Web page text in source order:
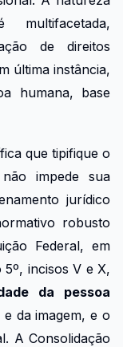
de direitos
última instância,
humana, base
que tipifique o
impede sua
jurídico
robusto
Federal, em
incisos V e X,
da pessoa
da imagem, e o
A Consolidação